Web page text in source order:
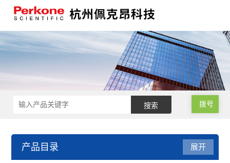
拨号
产品目录 展开